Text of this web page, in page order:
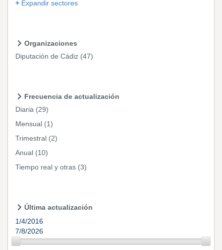
Expandir sectores
Organizaciones
Diputación de Cádiz (47)
Frecuencia de actualización
Diaria (29)
Mensual (1)
Trimestral (2)
Anual (10)
Tiempo real y otras (3)
Última actualización
1/4/2016
7/8/2026